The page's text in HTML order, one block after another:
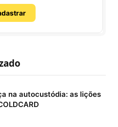
na autocustódia: as lições